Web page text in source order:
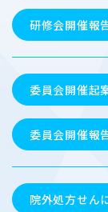
研修会開催報
委員会開催起
委員会開催報
院外処方せん